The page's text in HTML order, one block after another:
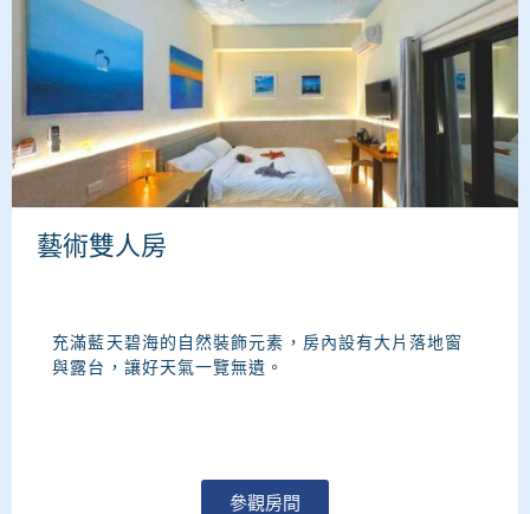
藝術雙人房
充滿藍天碧海的自然裝飾元素，房內設有大片落地窗
與露台，讓好天氣一覽無遺。
參觀房間